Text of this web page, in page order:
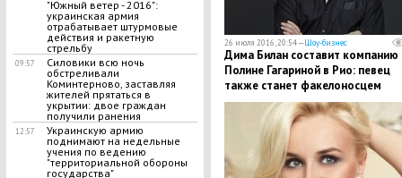
"Южный ветер - 2016":
украинская армия
отрабатывает штурмовые
действия и ракетную
стрельбу
09:57
Силовики всю ночь
обстреливали
Коминтерново, заставляя
жителей прятаться в
укрытии: двое граждан
получили ранения
12:57
Украинскую армию
поднимают на недельные
учения по ведению
"территориальной обороны
государства"
26 июля 2016, 20:54 —Шоу-бизнес
Дима Билан составит компанию
Полине Гагариной в Рио: певец
также станет факелоносцем